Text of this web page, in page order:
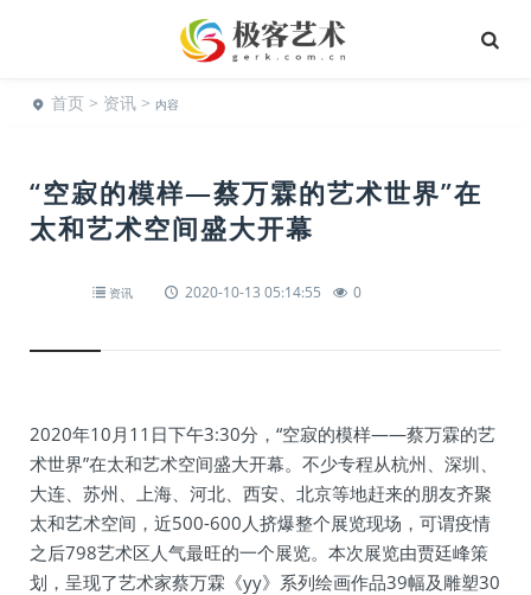
首页 > 资讯 > 内容
“空寂的模样—蔡万霖的艺术世界”在
太和艺术空间盛大开幕
资讯 2020-10-13 05:14:55 0
2020年10月11日下午3:30分，“空寂的模样——蔡万霖的艺
术世界”在太和艺术空间盛大开幕。不少专程从杭州、深圳、
大连、苏州、上海、河北、西安、北京等地赶来的朋友齐聚
太和艺术空间，近500-600人挤爆整个展览现场，可谓疫情
之后798艺术区人气最旺的一个展览。本次展览由贾廷峰策
划，呈现了艺术家蔡万霖《yy》系列绘画作品39幅及雕塑30